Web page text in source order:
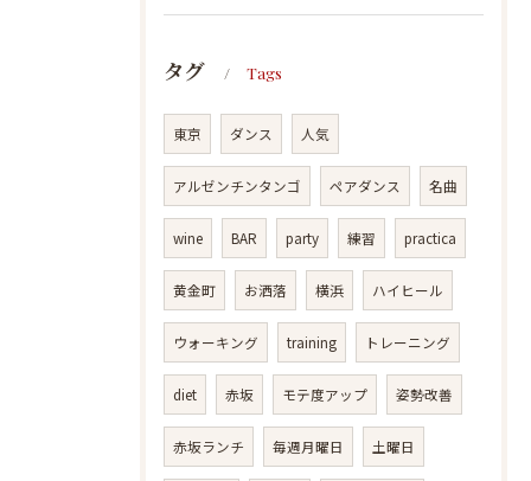
タグ Tags
東京 ダンス 人気
アルゼンチンタンゴ ペアダンス 名曲
wine BAR party 練習 practica
黄金町 お洒落 横浜 ハイヒール
ウォーキング training トレーニング
diet 赤坂 モテ度アップ 姿勢改善
赤坂ランチ 毎週月曜日 土曜日